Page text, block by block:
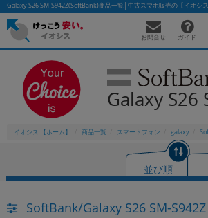
Galaxy S26 SM-S942Z(SoftBank)商品一覧│中古スマホ販売の【イオシス
お問合せ ガイド
Galaxy S26
イオシス 【ホーム】 商品一覧 スマートフォン galaxy
並び順
SoftBank/Galaxy S26 SM-
かんたんパソコン検索に切り替
人気の検索ワード：Let's note EliteBookMacBook